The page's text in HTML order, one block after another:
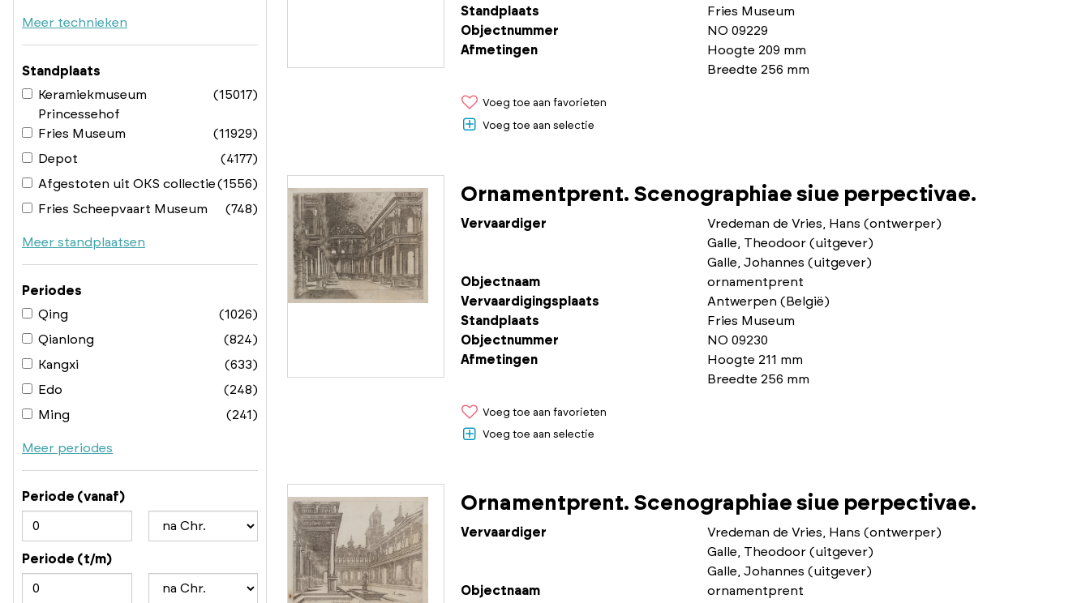
Meer technieken
Standplaats
Keramiekmuseum
Princessehof
(15017)
Fries Museum
(11929)
Depot
(4177)
Afgestoten uit OKS collectie(1556)
Fries Scheepvaart Museum
(748)
Meer standplaatsen
Periodes
Qing
(1026)
Qianlong
(824)
Kangxi
(633)
Edo
(248)
Ming
(241)
Meer periodes
Periode (vanaf)
Periode (t/m)
Standplaats
Fries Museum
Objectnummer
NO 09229
Afmetingen
Hoogte 209 mm
Breedte 256 mm
Voeg toe aan favorieten
Voeg toe aan selectie
Ornamentprent. Scenographiae siue perpectivae.
Vervaardiger
Vredeman de Vries, Hans (ontwerper)
Galle, Theodoor (uitgever)
Galle, Johannes (uitgever)
Objectnaam
ornamentprent
Vervaardigingsplaats
Antwerpen (België)
Standplaats
Fries Museum
Objectnummer
NO 09230
Afmetingen
Hoogte 211 mm
Breedte 256 mm
Voeg toe aan favorieten
Voeg toe aan selectie
Ornamentprent. Scenographiae siue perpectivae.
Vervaardiger
Vredeman de Vries, Hans (ontwerper)
Galle, Theodoor (uitgever)
Galle, Johannes (uitgever)
Objectnaam
ornamentprent